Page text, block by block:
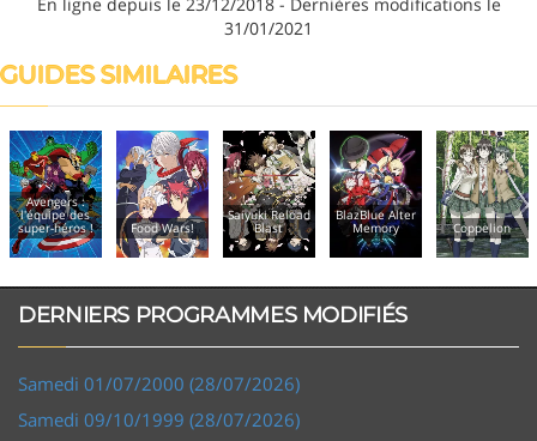
31/01/2021
GUIDES SIMILAIRES
Food Wars!
Saiyuki Reload
Blast
BlazBlue Alter
Memory Coppelion
En selle,
Sakamichi !
DERNIERS PROGRAMMES MODIFIÉS
Samedi 01/07/2000 (28/07/2026)
Samedi 09/10/1999 (28/07/2026)